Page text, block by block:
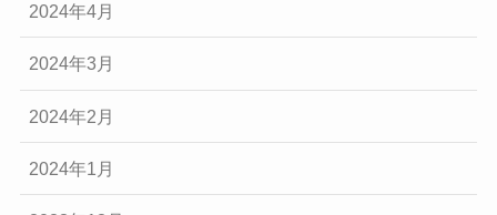
2024年4月
2024年3月
2024年2月
2024年1月